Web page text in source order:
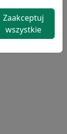
Zaakceptuj
wszystkie